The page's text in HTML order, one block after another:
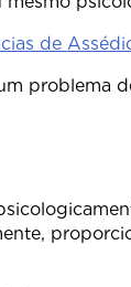
de
problema